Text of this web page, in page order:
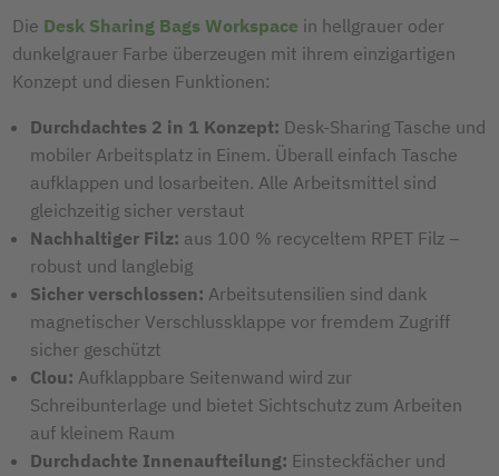
Die Desk Sharing Bags Workspace in hellgrauer oder
dunkelgrauer Farbe überzeugen mit ihrem einzigartigen
Konzept und diesen Funktionen:
Durchdachtes 2 in 1 Konzept: Desk-Sharing Tasche und
mobiler Arbeitsplatz in Einem. Überall einfach Tasche
aufklappen und losarbeiten. Alle Arbeitsmittel sind
gleichzeitig sicher verstaut
Nachhaltiger Filz: aus 100 % recyceltem RPET Filz –
robust und langlebig
Sicher verschlossen: Arbeitsutensilien sind dank
magnetischer Verschlussklappe vor fremdem Zugriff
sicher geschützt
Clou: Aufklappbare Seitenwand wird zur
Schreibunterlage und bietet Sichtschutz zum Arbeiten
auf kleinem Raum
Durchdachte Innenaufteilung: Einsteckfächer und